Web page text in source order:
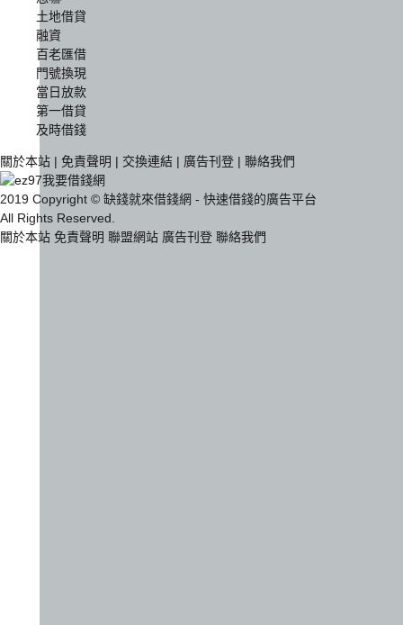
土地借貸
融資
百老匯借
門號換現
當日放款
第一借貸
及時借錢
關於本站 | 免責聲明 | 交換連結 | 廣告刊登 | 聯絡我們
2019 Copyright © 缺錢就來借錢網 - 快速借錢的廣告平台
All Rights Reserved.
關於本站 免責聲明 聯盟網站 廣告刊登 聯絡我們